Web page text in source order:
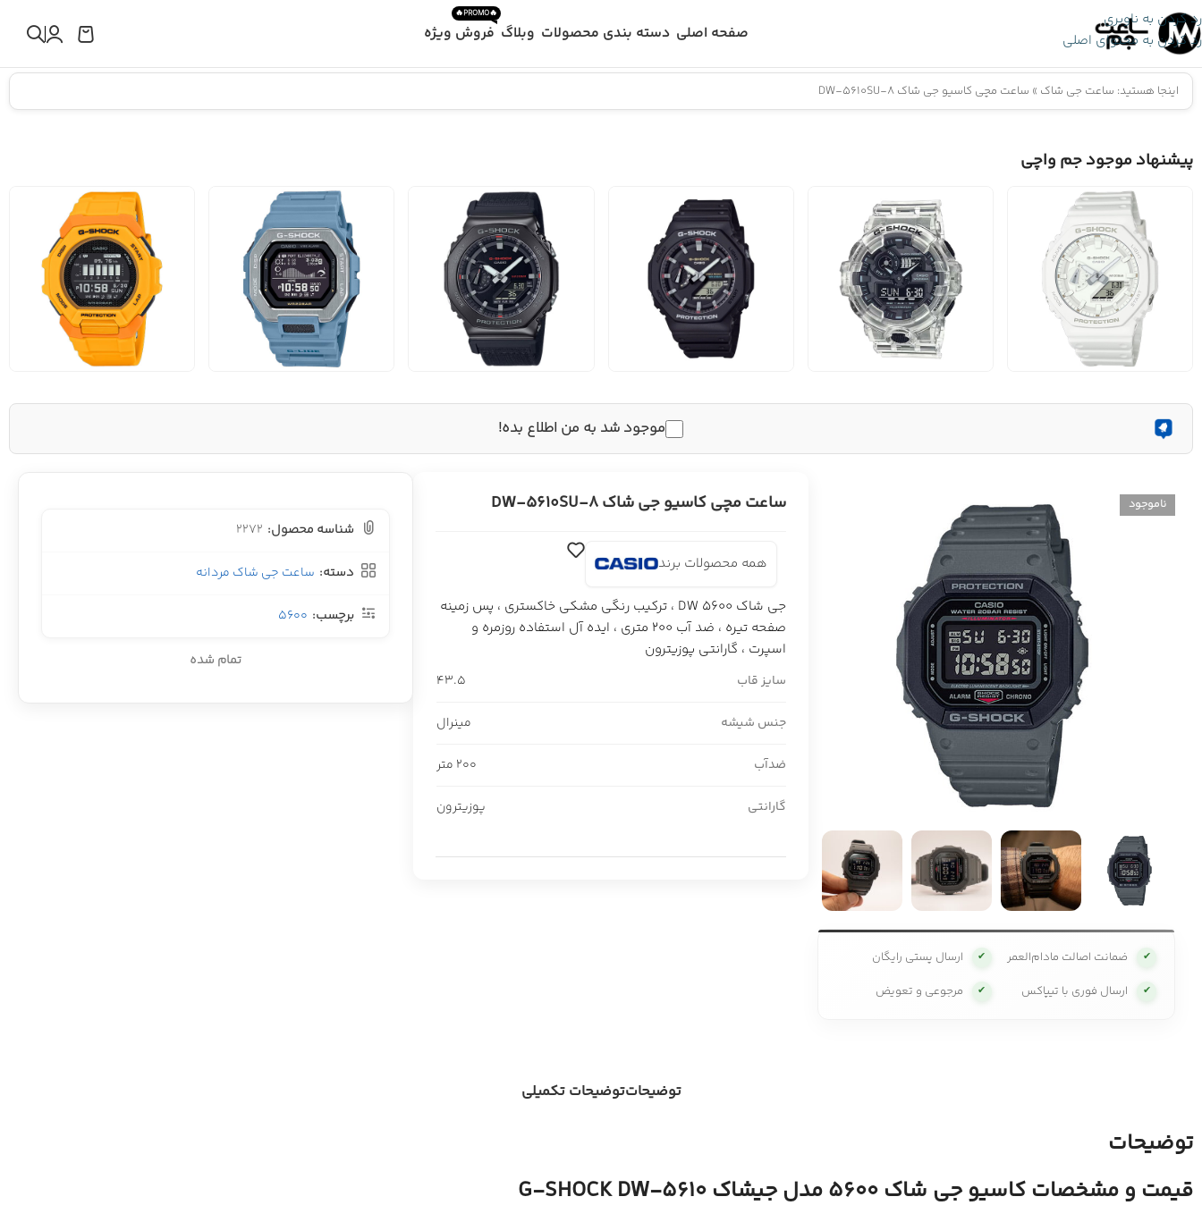
رد کردن به ناوبری
رد کردن به محتوای اصلی
صفحه اصلی دسته بندی محصولات وبلاگ فروش ویژه
🔥PROMO🔥
اینجا هستید: ساعت جی شاک » ساعت مچی کاسیو جی شاک DW-5610SU-8
پیشنهاد موجود جم واچی
موجود شد به من اطلاع بده!
ناموجود
✔ ضمانت اصالت مادام‌العمر ✔ ارسال پستی رایگان
✔ ارسال فوری با تیپاکس ✔ مرجوعی و تعویض
ساعت مچی کاسیو جی شاک DW-5610SU-8
همه محصولات برند
جی شاک DW 5600 ، ترکیب رنگی مشکی خاکستری ، پس زمینه
صفحه تیره ، ضد آب 200 متری ، ایده آل استفاده روزمره و
اسپرت ، گارانتی پوزیترون
سایز قاب 43.5
جنس شیشه مینرال
ضدآب 200 متر
گارانتی پوزیترون
شناسه محصول: 2272
دسته: ساعت جی شاک مردانه
برچسب: 5600
تمام شده
توضیحاتتوضیحات تکمیلی
توضیحات
قیمت و مشخصات کاسیو جی شاک 5600 مدل جیشاک G-SHOCK DW-5610